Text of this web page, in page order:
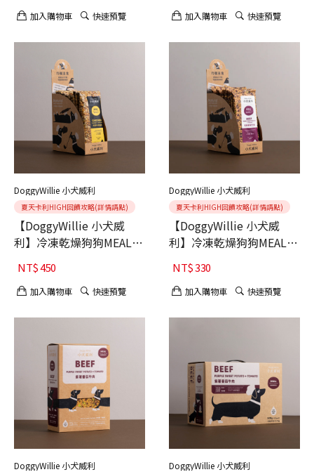
加入購物車 快速預覽 加入購物車 快速預覽
DoggyWillie 小犬威利
夏天卡利HIGH回饋攻略(詳情請點)
【DoggyWillie 小犬威
利】冷凍乾燥狗狗MEAL主
食 海藻牛蒡雞肉15g 6入
NT$450
加入購物車 快速預覽
DoggyWillie 小犬威利
夏天卡利HIGH回饋攻略(詳情請點)
【DoggyWillie 小犬威
利】冷凍乾燥狗狗MEAL主
食 紫薯番茄牛肉 15g 6入
NT$330
加入購物車 快速預覽
DoggyWillie 小犬威利 DoggyWillie 小犬威利